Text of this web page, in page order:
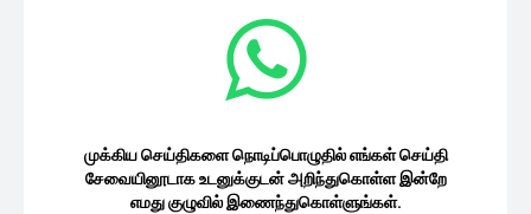
முக்கிய செய்திகளை நொடிப்பொழுதில் எங்கள் செய்தி
சேவையினூடாக உடனுக்குடன் அறிந்துகொள்ள இன்றே
எமது குழுவில் இணைந்துகொள்ளுங்கள்.